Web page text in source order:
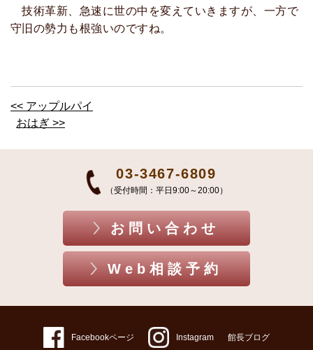
技術革新、急速に世の中を変えていきますが、一方で
守旧の勢力も根強いのですね。
<< アップルパイ
おはぎ >>
03-3467-6809
（受付時間：平日9:00～20:00）
お問い合わせ
Web相談予約
Facebookページ Instagram 館長ブログ